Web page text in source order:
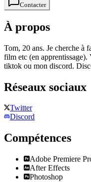
Contacter
À propos
Tom, 20 ans. Je cherche à
film etc (en apprentissage).
tiktok ou mon discord.
Réseaux sociaux
Twitter
Discord
Compétences
Adobe Premiere
After Effects
Photoshop